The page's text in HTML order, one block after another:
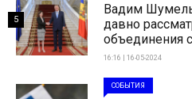
Вадим
давно
объединения
16:16 | 16-05-2024
5
СОБЫТИЯ